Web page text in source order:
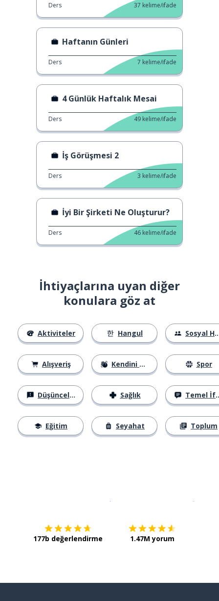
Ders 37 kelime/ifade
Haftanın Günleri
Ders 7 kelime/ifade
4 Günlük Haftalık Mesai
Ders 49 kelime/ifade
İş Görüşmesi 2
Ders 3 kelime/ifade
İyi Bir Şirketi Ne Oluşturur?
Ders 46 kelime/ifade
İhtiyaçlarına uyan diğer
konulara göz at
Aktiviteler
Alışveriş
Düşünceler
Eğitim
Hangul
Kendini Tanıtma
Sağlık
Seyahat
Sosyal Hayat
Spor
Temel İfadeler
Toplum
177b değerlendirme 1.47M yorum